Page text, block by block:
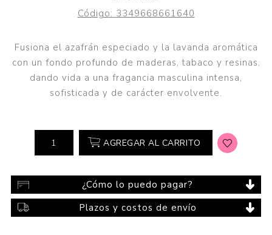
Código: 3349668661640
Fusiona el azafrán especiado y la lavanda aromática
con un fondo profundo de maderas, tabaco y resinas,
dando vida a una fragancia masculina intensa,
sofisticada y de carácter envolvente.
AGREGAR AL CARRITO
¿Cómo lo puedo pagar?
Plazos y costos de envío